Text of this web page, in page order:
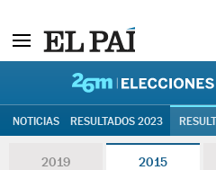
NOTICIAS RESULTADOS 2023
2019 2015